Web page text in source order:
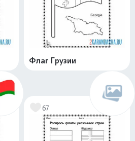
Флаг Грузии
67